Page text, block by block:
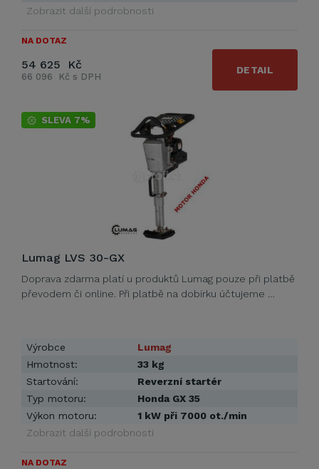
Zobrazit další podrobnosti
NA DOTAZ
54 625 Kč
66 096 Kč s DPH
DETAIL
SLEVA 7%
Lumag LVS 30-GX
Doprava zdarma platí u produktů Lumag pouze při platbě
převodem či online. Při platbě na dobírku účtujeme …
Výrobce
Lumag
Hmotnost:
33 kg
Startování:
Reverzní startér
Typ motoru:
Honda GX 35
Výkon motoru:
1 kW při 7000 ot./min
Zobrazit další podrobnosti
NA DOTAZ